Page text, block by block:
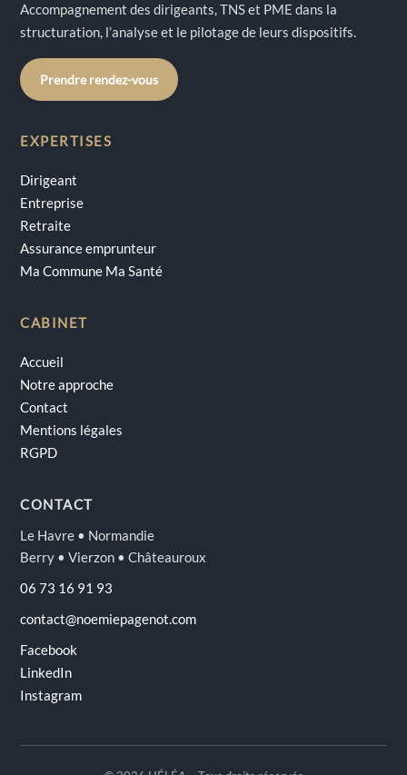
Accompagnement des dirigeants, TNS et PME dans la
structuration, l’analyse et le pilotage de leurs dispositifs.
Prendre rendez-vous
EXPERTISES
Dirigeant
Entreprise
Retraite
Assurance emprunteur
Ma Commune Ma Santé
CABINET
Accueil
Notre approche
Contact
Mentions légales
RGPD
CONTACT
Le Havre • Normandie
Berry • Vierzon • Châteauroux
06 73 16 91 93
contact@noemiepagenot.com
Facebook
LinkedIn
Instagram